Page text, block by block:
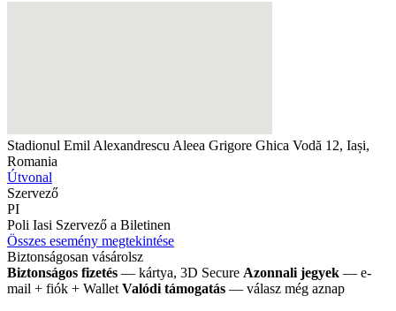
Stadionul Emil Alexandrescu Aleea Grigore Ghica Vodă 12, Iași,
Romania
Útvonal
Szervező
PI
Poli Iasi Szervező a Biletinen
Összes esemény megtekintése
Biztonságosan vásárolsz
Biztonságos fizetés — kártya, 3D Secure Azonnali jegyek — e-
mail + fiók + Wallet Valódi támogatás — válasz még aznap